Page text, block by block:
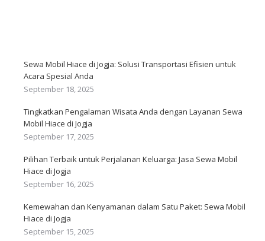
Sewa Mobil Hiace di Jogja: Solusi Transportasi Efisien untuk
Acara Spesial Anda
September 18, 2025
Tingkatkan Pengalaman Wisata Anda dengan Layanan Sewa
Mobil Hiace di Jogja
September 17, 2025
Pilihan Terbaik untuk Perjalanan Keluarga: Jasa Sewa Mobil
Hiace di Jogja
September 16, 2025
Kemewahan dan Kenyamanan dalam Satu Paket: Sewa Mobil
Hiace di Jogja
September 15, 2025